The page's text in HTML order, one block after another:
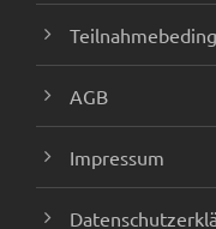
AGB
Impressum